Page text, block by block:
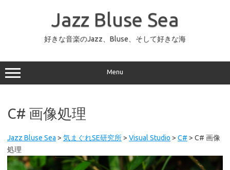
ッ
プ
Jazz Bluse Sea
好きな音楽のJazz、Bluse、そして好きな海
Menu
C# 画像処理
Jazz Bluse Sea > 気まぐれSE研究所> Visual Studio > C# > C# 画像
処理